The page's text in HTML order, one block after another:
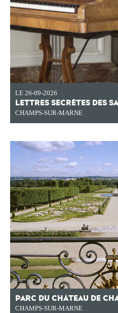
LE 26-09-2026
LETTRES SECRÈTES DES
CHAMPS-SUR-MARNE
PARC DU CHÂTEAU DE
CHAMPS-SUR-MARNE